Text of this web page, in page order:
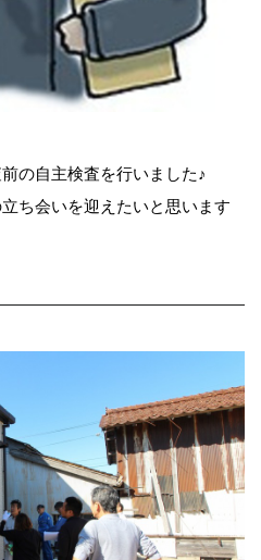
の自主検査を行いました♪
ち会いを迎えたいと思います